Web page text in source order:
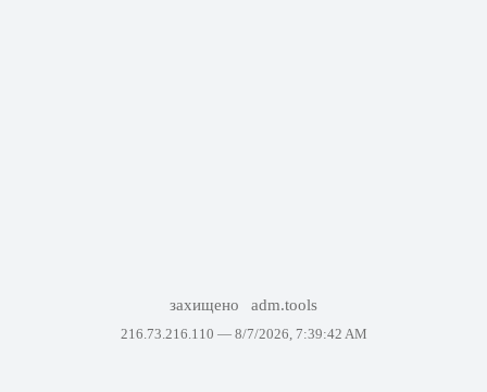
захищено adm.tools
216.73.216.110 — 8/7/2026, 7:39:42 AM